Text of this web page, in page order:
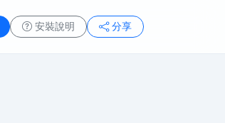
安裝說明 分享